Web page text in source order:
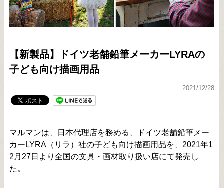
【新製品】ドイツ老舗鉛筆メーカーLYRAの
子ども向け描画用品
2021/12/28
マルマンは、日本代理店を務める、ドイツ老舗鉛筆メー
カー LYRA（リラ）社の子ども向け描画用品を、2021年1
2月27日より全国の文具・画材取り扱い店にて発売し
た。